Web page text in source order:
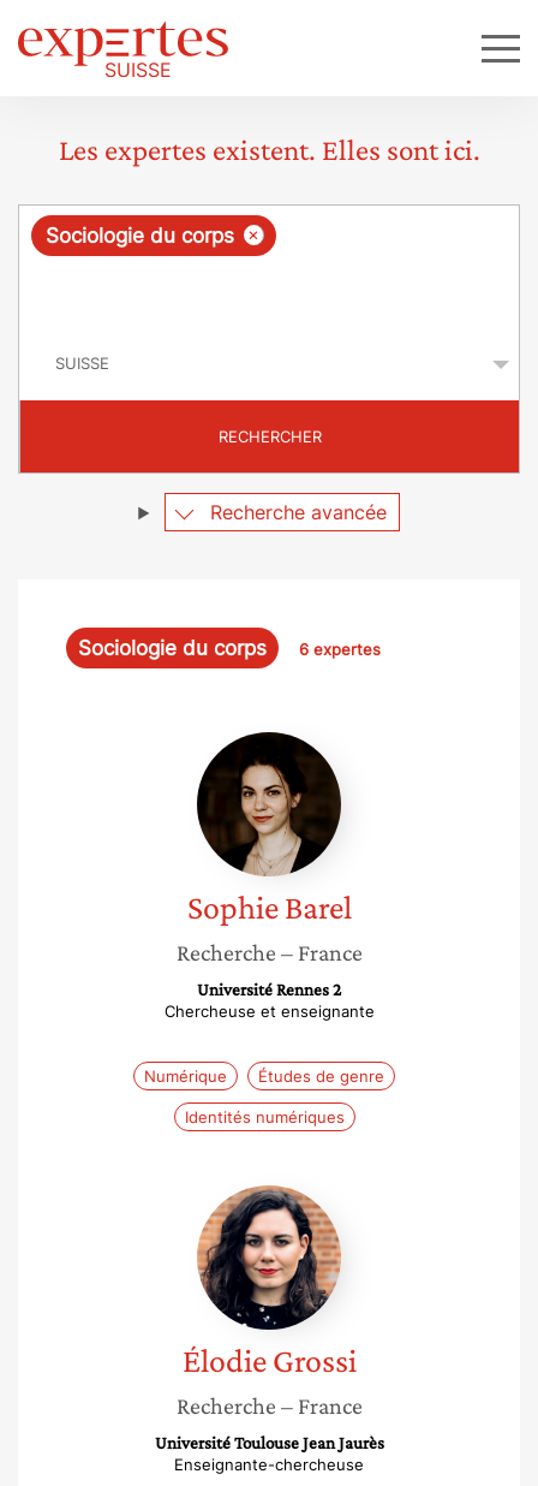
Les expertes existent. Elles sont ici.
R
ê
e
×
Sociologie du corps
RECHERCHER
Recherche avancée
Sociologie du corps 6 expertes
Sophie
Barel
Sophie Barel
Recherche – France
Université Rennes 2
Chercheuse et enseignante
Numérique Études de genre
Identités numériques
Élodie
Grossi
Élodie Grossi
Recherche – France
Université Toulouse Jean Jaurès
Enseignante-chercheuse